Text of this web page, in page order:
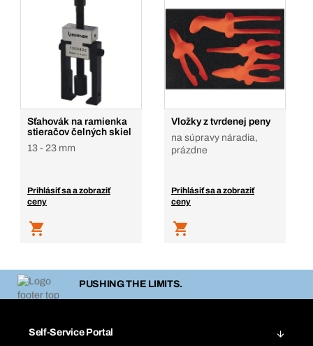
Sťahovák na ramienka
stieračov čelných skiel
13 - 23 mm
Prihlásiť sa a zobraziť
ceny
Vložky z tvrdenej peny
na súpravy náradia,
prázdne
Prihlásiť sa a zobraziť
ceny
PUSHING THE LIMITS.
Self-Service Portal